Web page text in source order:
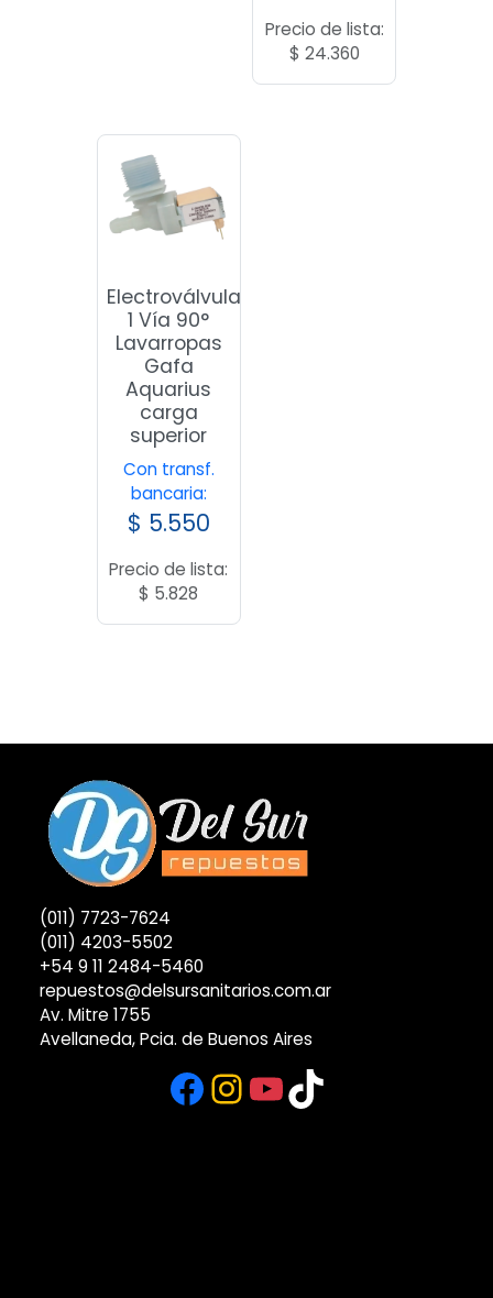
Precio de lista:
$ 24.360
Electroválvula
1 Vía 90°
Lavarropas
Gafa
Aquarius
carga
superior
Con transf.
bancaria:
$ 5.550
Precio de lista:
$ 5.828
(011) 7723-7624
(011) 4203-5502
+54 9 11 2484-5460
repuestos@delsursanitarios.com.ar
Av. Mitre 1755
Avellaneda, Pcia. de Buenos Aires
Facebook
Instagram
YouTube
TikTok